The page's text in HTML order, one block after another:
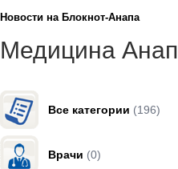
Новости на Блoкнoт-Анапа
Медицина
Все категории (196)
Врачи (0)